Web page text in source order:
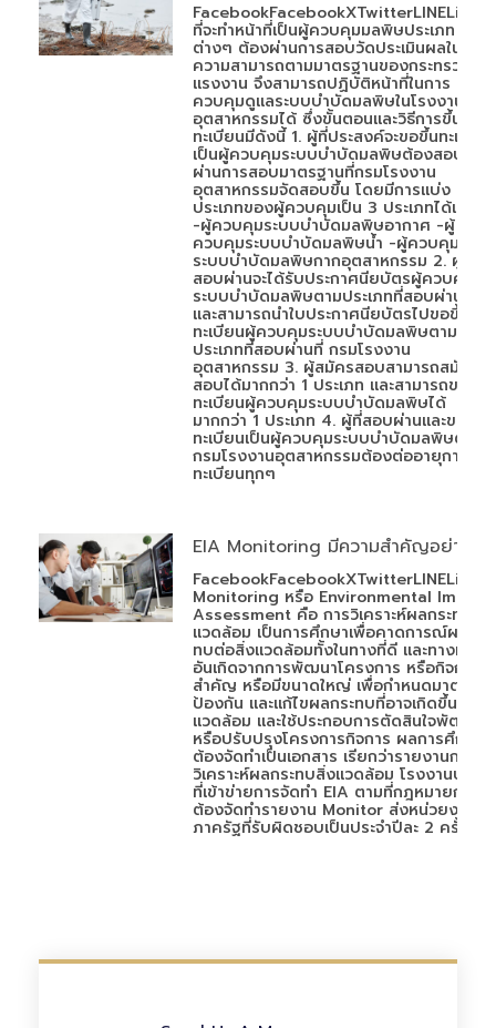
FacebookFacebookXTwitterLINELineผู้
ที่จะทำหน้าที่เป็นผู้ควบคุมมลพิษประเภท
ต่างๆ ต้องผ่านการสอบวัดประเมินผลใน
ความสามารถตามมาตรฐานของกระทรวง
แรงงาน จึงสามารถปฏิบัติหน้าที่ในการ
ควบคุมดูแลระบบบำบัดมลพิษในโรงงาน
อุตสาหกรรมได้ ซึ่งขั้นตอนและวิธีการขึ้น
ทะเบียนมีดังนี้ 1. ผู้ที่ประสงค์จะขอขึ้นทะเบียน
เป็นผู้ควบคุมระบบบำบัดมลพิษต้องสอบ
ผ่านการสอบมาตรฐานที่กรมโรงงาน
อุตสาหกรรมจัดสอบขึ้น โดยมีการแบ่ง
ประเภทของผู้ควบคุมเป็น 3 ประเภทได้แก่
-ผู้ควบคุมระบบบำบัดมลพิษอากาศ -ผู้
ควบคุมระบบบำบัดมลพิษน้ำ -ผู้ควบคุม
ระบบบำบัดมลพิษกากอุตสาหกรรม 2. ผู้ที่
สอบผ่านจะได้รับประกาศนียบัตรผู้ควบคุม
ระบบบำบัดมลพิษตามประเภทที่สอบผ่าน
และสามารถนำใบประกาศนียบัตรไปขอขึ้น
ทะเบียนผู้ควบคุมระบบบำบัดมลพิษตาม
ประเภทที่สอบผ่านที่ กรมโรงงาน
อุตสาหกรรม 3. ผู้สมัครสอบสามารถสมัคร
สอบได้มากกว่า 1 ประเภท และสามารถขอขึ้น
ทะเบียนผู้ควบคุมระบบบำบัดมลพิษได้
มากกว่า 1 ประเภท 4. ผู้ที่สอบผ่านและขอขึ้น
ทะเบียนเป็นผู้ควบคุมระบบบำบัดมลพิษต่อ
กรมโรงงานอุตสาหกรรมต้องต่ออายุการขึ้น
ทะเบียนทุกๆ
EIA Monitoring มีความสำคัญอย่างไร
Monitoring หรือ Environmental Impact
Assessment คือ การวิเคราะห์ผลกระทบสิ่ง
แวดล้อม เป็นการศึกษาเพื่อคาดการณ์ผลกระ
ทบต่อสิ่งแวดล้อมทั้งในทางที่ดี และทางที่ไม่ดี
อันเกิดจากการพัฒนาโครงการ หรือกิจการที่
สำคัญ หรือมีขนาดใหญ่ เพื่อกำหนดมาตรการ
ป้องกัน และแก้ไขผลกระทบที่อาจเกิดขึ้นกับสิ่
แวดล้อม และใช้ประกอบการตัดสินใจพัฒนา
หรือปรับปรุงโครงการกิจการ ผลการศึกษา
ต้องจัดทำเป็นเอกสาร เรียกว่ารายงานการ
วิเคราะห์ผลกระทบสิ่งแวดล้อม โรงงานประเ
ที่เข้าข่ายการจัดทำ EIA ตามที่กฎหมายกำหน
ต้องจัดทำรายงาน Monitor ส่งหน่วยงาน
ภาครัฐที่รับผิดชอบเป็นประจำปีละ 2 ครั้ง